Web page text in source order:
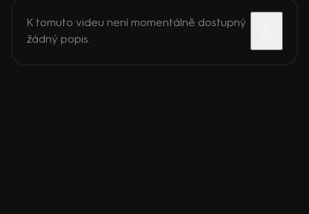
K tomuto videu není momentálně dostupný
žádný popis.